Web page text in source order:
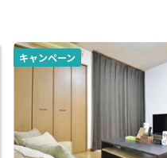
キャンペーン